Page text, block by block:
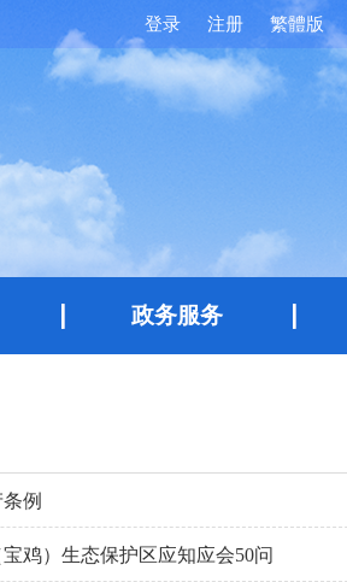
登录 注册 繁體版
政务服务
例
鸡）生态保护区应知应会50问